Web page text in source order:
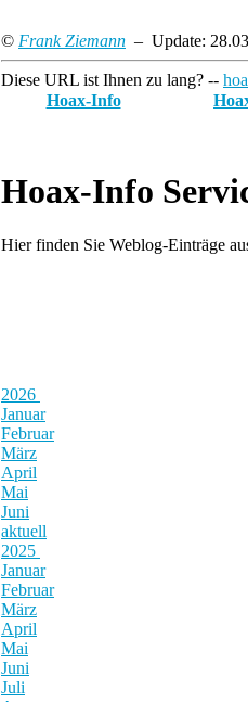
© Frank Ziemann – Update:
Diese URL ist Ihnen zu lang? --
Hoax-Info
Hoax-Info
Hier finden Sie Weblog-Einträge
2026
Januar
Februar
März
April
Mai
Juni
aktuell
2025
Januar
Februar
März
April
Mai
Juni
Juli